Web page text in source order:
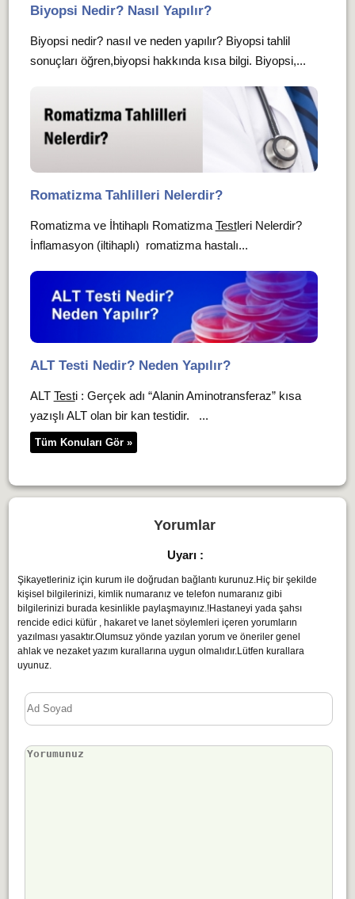
Biyopsi Nedir? Nasıl Yapılır?
Biyopsi nedir? nasıl ve neden yapılır? Biyopsi tahlil
sonuçları öğren,biyopsi hakkında kısa bilgi. Biyopsi,...
Romatizma Tahlilleri Nelerdir?
Romatizma ve İhtihaplı Romatizma Testleri Nelerdir?
İnflamasyon (iltihaplı) romatizma hastalı...
ALT Testi Nedir? Neden Yapılır?
ALT Testi : Gerçek adı “Alanin Aminotransferaz” kısa
yazışlı ALT olan bir kan testidir. ...
Tüm Konuları Gör »
Yorumlar
Uyarı :
Şikayetleriniz için kurum ile doğrudan bağlantı kurunuz.Hiç bir şekilde
kişisel bilgilerinizi, kimlik numaranız ve telefon numaranız gibi
bilgilerinizi burada kesinlikle paylaşmayınız.!Hastaneyi yada şahsı
rencide edici küfür , hakaret ve lanet söylemleri içeren yorumların
yazılması yasaktır.Olumsuz yönde yazılan yorum ve öneriler genel
ahlak ve nezaket yazım kurallarına uygun olmalıdır.Lütfen kurallara
uyunuz.